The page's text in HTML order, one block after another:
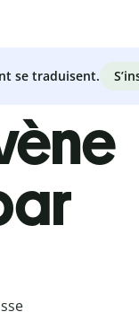
se traduisent.